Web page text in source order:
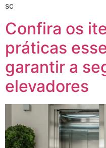
sc
Confira os
práticas
garantir a
elevadores